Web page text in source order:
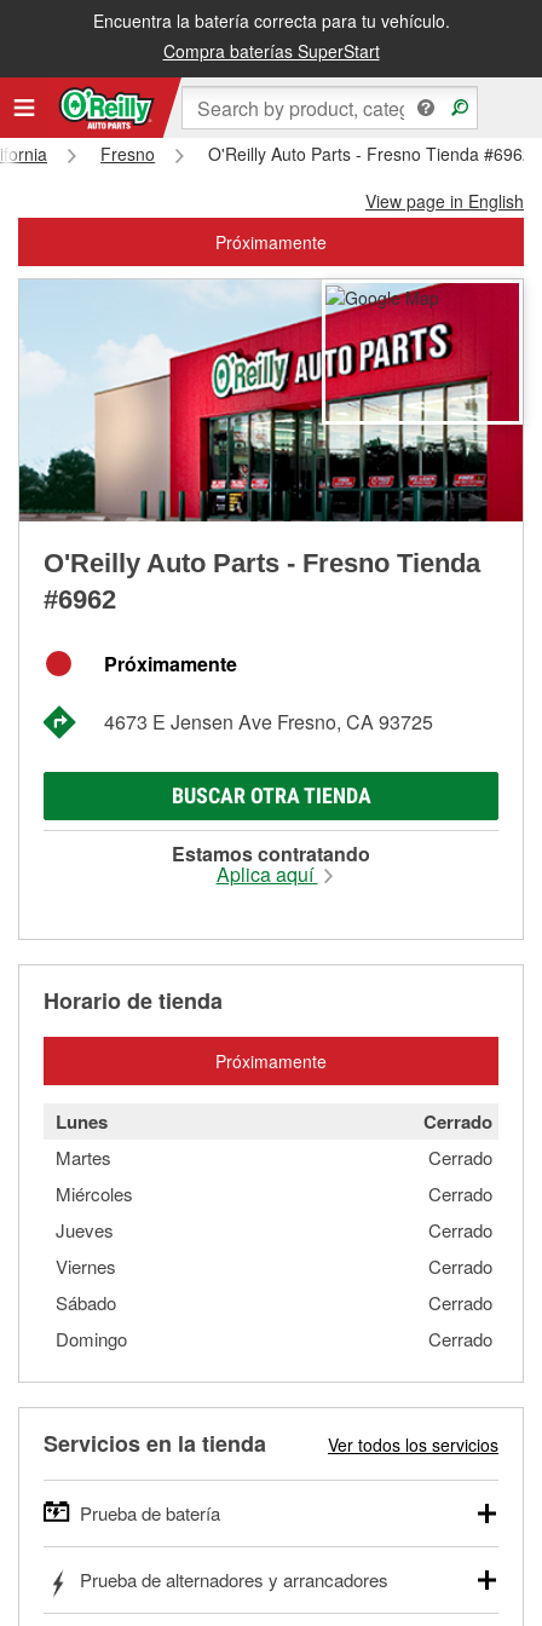
Encuentra la batería correcta para tu vehículo.
Compra baterías SuperStart
Recibe tu orden gratis al día siguiente o recógela en la tienda
Fresno
O'Reilly Auto Parts - Fresno Tienda #6962
View page in English
Próximamente
O'Reilly Auto Parts - Fresno Tienda
#6962
Próximamente
4673 E Jensen Ave Fresno, CA 93725
BUSCAR OTRA TIENDA
Estamos contratando
Aplica aquí
Horario de tienda
Próximamente
Lunes Cerrado
Martes
Cerrado
Miércoles
Cerrado
Jueves
Cerrado
Viernes
Cerrado
Sábado
Cerrado
Domingo
Cerrado
Servicios en la tienda Ver todos los servicios
Prueba de batería
autos, camionetas, SUVs, vehículos comerciales y
pesados, y para deportes motorizados. Las baterías
Prueba de alternadores y arrancadores